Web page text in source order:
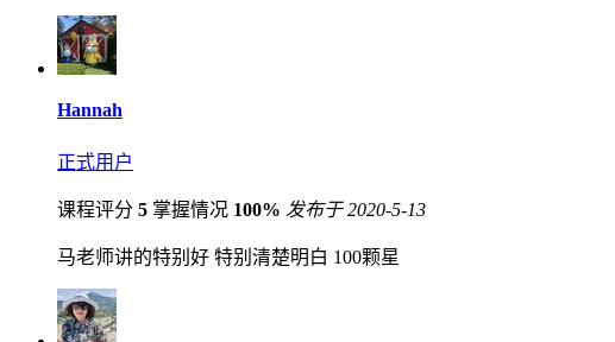
Hannah
正式用户
课程评分 5 掌握情况 100% 发布于 2020-5-13
马老师讲的特别好 特别清楚明白 100颗星